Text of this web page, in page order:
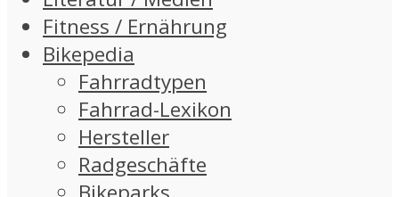
Fitness / Ernährung
Bikepedia
Fahrradtypen
Fahrrad-Lexikon
Hersteller
Radgeschäfte